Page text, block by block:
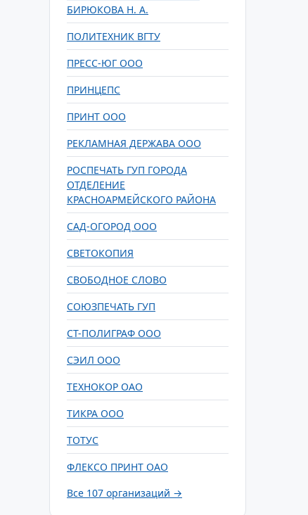
БИРЮКОВА Н. А.
ПОЛИТЕХНИК ВГТУ
ПРЕСС-ЮГ ООО
ПРИНЦЕПС
ПРИНТ ООО
РЕКЛАМНАЯ ДЕРЖАВА ООО
РОСПЕЧАТЬ ГУП ГОРОДА
ОТДЕЛЕНИЕ
КРАСНОАРМЕЙСКОГО РАЙОНА
САД-ОГОРОД ООО
СВЕТОКОПИЯ
СВОБОДНОЕ СЛОВО
СОЮЗПЕЧАТЬ ГУП
СТ-ПОЛИГРАФ ООО
СЭИЛ ООО
ТЕХНОКОР ОАО
ТИКРА ООО
ТОТУС
ФЛЕКСО ПРИНТ ОАО
Все 107 организаций →